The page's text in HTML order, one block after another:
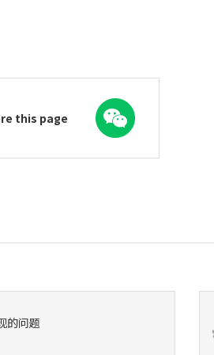
this page
WeChat
的问题